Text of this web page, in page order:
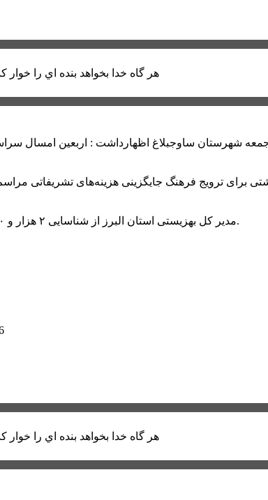
هر گاه خدا بخواهد بنده اي را خوار
برای ترویج فرهنگ جایگزینی هزینه‌های تشریفاتی
مدیر کل بهزیستی استان البرز از شناسایی ۲ هزار و ۴۰۰ کودک دارای اختلالات بینایی در این استان خبر داد.
هر گاه خدا بخواهد بنده اي را خوار